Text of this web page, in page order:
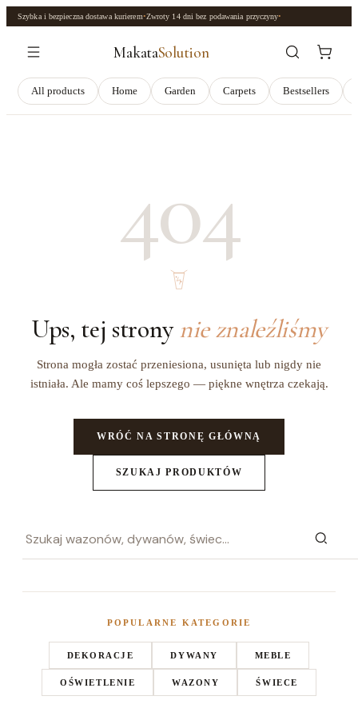
Szybka i bezpieczna dostawa kurierem•Zwroty 14 dni bez podawania przyczyny•
MakataSolution
All products Home Garden Carpets Bestsellers
404
Ups, tej stronynie znaleźliśmy
Strona mogła zostać przeniesiona, usunięta lub nigdy nie
istniała. Ale mamy coś lepszego — piękne wnętrza czekają.
WRÓĆ NA STRONĘ GŁÓWNĄ
SZUKAJ PRODUKTÓW
POPULARNE KATEGORIE
DEKORACJE DYWANY MEBLE
OŚWIETLENIE WAZONY ŚWIECE